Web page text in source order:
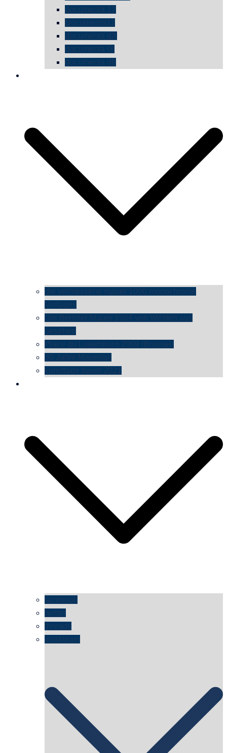
documenta 12
Documenta11
documenta dX
documenta IX
documenta d8
die vermessene mauer 1000 monochrome
Vintages
Die Berliner Mauer 1984 von Westen aus
gesehen
Place du Luxemburg 2009 (Brüssel)
30 Jahre Mauerfall
kunsttage basel 2021
facebook
twitter
threads
instagram